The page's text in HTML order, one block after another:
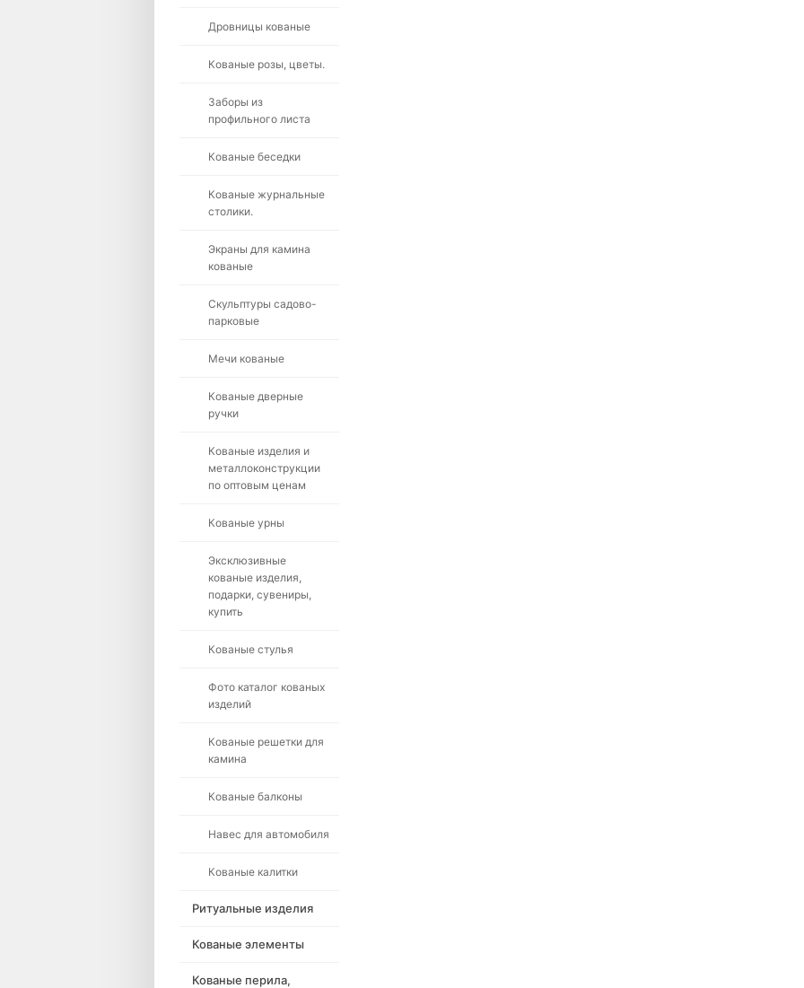
Дровницы кованые
Кованые розы, цветы.
Заборы из
профильного листа
Кованые беседки
Кованые журнальные
столики.
Экраны для камина
кованые
Скульптуры садово-
парковые
Мечи кованые
Кованые дверные
ручки
Кованые изделия и
металлоконструкции
по оптовым ценам
Кованые урны
Эксклюзивные
кованые изделия,
подарки, сувениры,
купить
Кованые стулья
Фото каталог кованых
изделий
Кованые решетки для
камина
Кованые балконы
Навес для автомобиля
Кованые калитки
Ритуальные изделия
Кованые элементы
Кованые перила,